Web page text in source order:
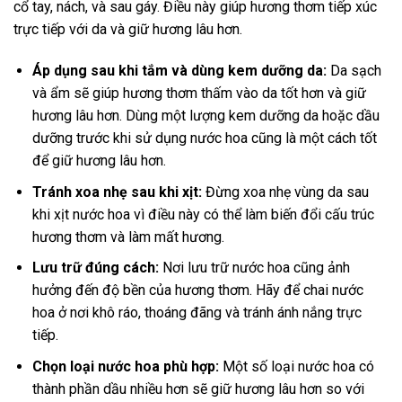
cổ tay, nách, và sau gáy. Điều này giúp hương thơm tiếp xúc
trực tiếp với da và giữ hương lâu hơn.
Áp dụng sau khi tắm và dùng kem dưỡng da:Da sạch
và ẩm sẽ giúp hương thơm thấm vào da tốt hơn và giữ
hương lâu hơn. Dùng một lượng kem dưỡng da hoặc dầu
dưỡng trước khi sử dụng nước hoa cũng là một cách tốt
để giữ hương lâu hơn.
Tránh xoa nhẹ sau khi xịt:Đừng xoa nhẹ vùng da sau
khi xịt nước hoa vì điều này có thể làm biến đổi cấu trúc
hương thơm và làm mất hương.
Lưu trữ đúng cách:Nơi lưu trữ nước hoa cũng ảnh
hưởng đến độ bền của hương thơm. Hãy để chai nước
hoa ở nơi khô ráo, thoáng đãng và tránh ánh nắng trực
tiếp.
Chọn loại nước hoa phù hợp:Một số loại nước hoa có
thành phần dầu nhiều hơn sẽ giữ hương lâu hơn so với